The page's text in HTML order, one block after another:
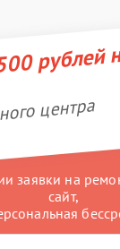
рублей
центра
заявки на
сайт,